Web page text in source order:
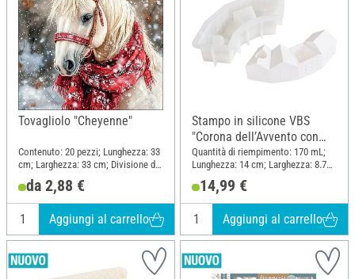
Tovagliolo "Cheyenne"
Contenuto: 20 pezzi; Lunghezza: 33
cm; Larghezza: 33 cm; Divisione del
motivo quarto motivo; Materiale:
Carta
da 2,88 €
Aggiungi al carrello
Stampo in silicone VBS
"Corona dell’Avvento con
case"
Quantità di riempimento: 170 mL;
Lunghezza: 14 cm; Larghezza: 8.7
cm; Altezza: 2.7 cm
14,99 €
Aggiungi al carrello